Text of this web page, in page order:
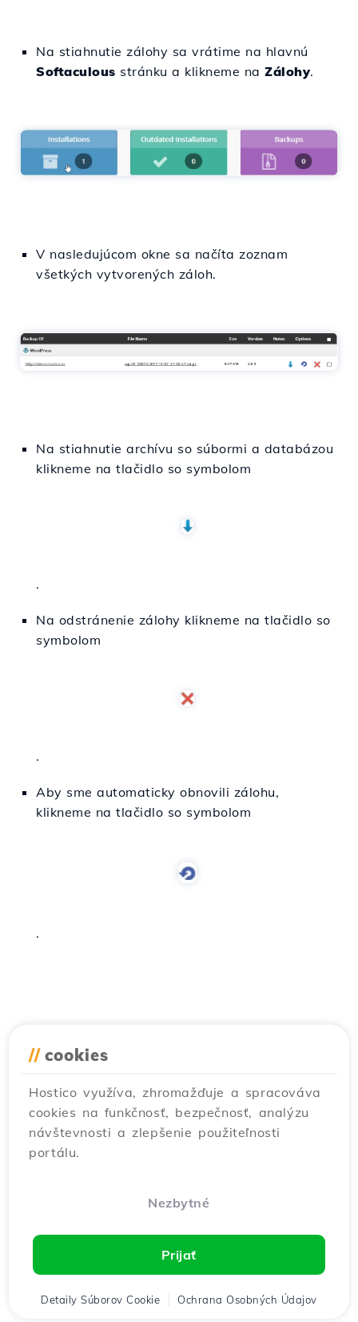
Na stiahnutie zálohy sa vrátime na hlavnú
Softaculous stránku a klikneme na Zálohy.
V nasledujúcom okne sa načíta zoznam
všetkých vytvorených záloh.
Na stiahnutie archívu so súbormi a databázou
klikneme na tlačidlo so symbolom
.
Na odstránenie zálohy klikneme na tlačidlo so
symbolom
.
Aby sme automaticky obnovili zálohu,
klikneme na tlačidlo so symbolom
.
Inštalácia webovej aplikácie v
admin paneli Plesk
Návody / Plesk
V tomto článku predstavíme potrebné kroky
Zobrazenia 1011
Aktualizované pred 1 rokom
// cookies
Hostico využíva, zhromažďuje a spracováva
cookies na funkčnosť, bezpečnosť, analýzu
návštevnosti a zlepšenie použiteľnosti
portálu.
Nezbytné
Prijať
Detaily Súborov Cookie Ochrana Osobných Údajov